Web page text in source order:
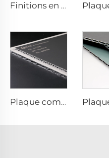
Finitions en pierre acp - 4 mm x 1 220 mm x 2 440 mm
Plaque composite aluminium finitions métalliques - 0,4 cm x 122 cm x 244 cm